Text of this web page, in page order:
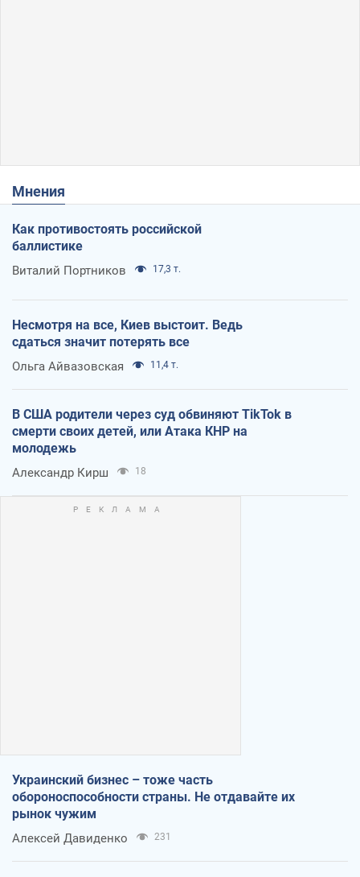
Мнения
Как противостоять российской
баллистике
Виталий Портников 17,3 т.
Несмотря на все, Киев выстоит. Ведь
сдаться значит потерять все
Ольга Айвазовская 11,4 т.
В США родители через суд обвиняют TikTok в
смерти своих детей, или Атака КНР на
молодежь
Александр Кирш 18
Украинский бизнес – тоже часть
обороноспособности страны. Не отдавайте их
рынок чужим
Алексей Давиденко 231